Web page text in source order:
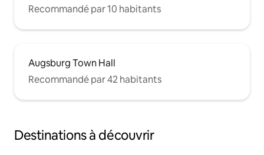
Recommandé par 10 habitants
Augsburg Town Hall
Recommandé par 42 habitants
Destinations à découvrir